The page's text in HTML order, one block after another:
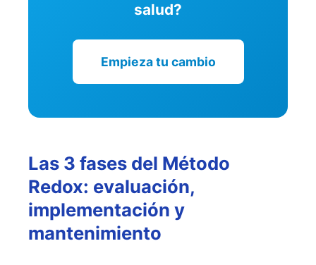
salud?
Empieza tu cambio
Las 3 fases del Método
Redox: evaluación,
implementación y
mantenimiento